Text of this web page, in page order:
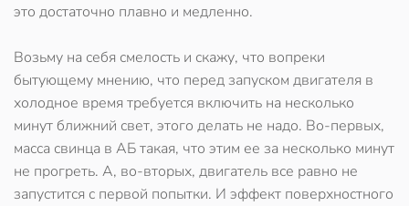
это достаточно плавно и медленно.
Возьму на себя смелость и скажу, что вопреки
бытующему мнению, что перед запуском двигателя в
холодное время требуется включить на несколько
минут ближний свет, этого делать не надо. Во-первых,
масса свинца в АБ такая, что этим ее за несколько минут
не прогреть. А, во-вторых, двигатель все равно не
запустится с первой попытки. И эффект поверхностного